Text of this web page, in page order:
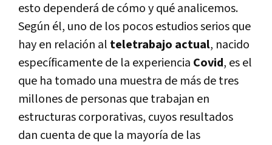
esto dependerá de cómo y qué analicemos.
Según él, uno de los pocos estudios serios que
hay en relación al teletrabajo actual, nacido
específicamente de la experiencia Covid, es el
que ha tomado una muestra de más de tres
millones de personas que trabajan en
estructuras corporativas, cuyos resultados
dan cuenta de que la mayoría de las